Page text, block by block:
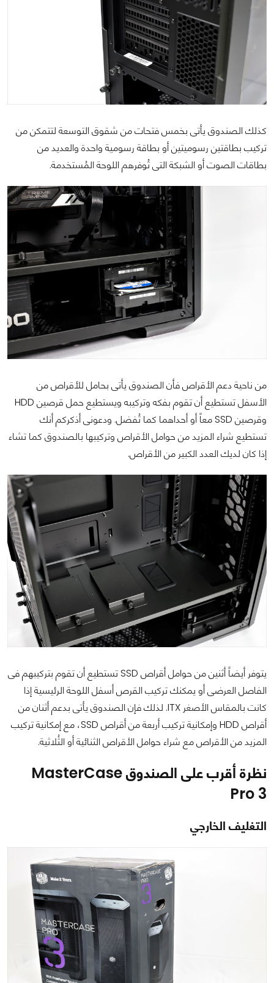
كذلك الصندوق يأتى بخمس فتحات من شقوق التوسعة لتتمكن من
تركيب بطاقتين رسوميتين أو بطاقة رسومية واحدة والعديد من
بطاقات الصوت أو الشبكة التى تُوفرهم اللوحة المُستخدمة.
من ناحية دعم الأقراص فأن الصندوق يأتى بحامل للأقراص من
الأسفل تستطيع أن تقوم بفكه وتركيبه ويستطيع حمل قرصين HDD
وقرصين SSD معاً أو أحداهما كما تُفضل. ودعونى أذكركم أنك
تستطيع شراء المزيد من حوامل الأقراص وتركيبها بالصندوق كما تشاء
إذا كان لديك العدد الكبير من الأقراص.
يتوفر أيضاً أثنين من حوامل أقراص SSD تستطيع أن تقوم بتركيبهم فى
الفاصل العرضى أو يمكنك تركيب القرص أسفل اللوحة الرئيسية إذا
كانت بالمقاس الأصغر ITX. لذلك فإن الصندوق يأتى بدعم أثنان من
أقراص HDD وإمكانية تركيب أربعة من أقراص SSD، مع إمكانية تركيب
المزيد من الأقراص مع شراء حوامل الأقراص الثنائية أو الثُلاثية.
نظرة أقرب على الصندوق MasterCase
Pro 3
التغليف الخارجي